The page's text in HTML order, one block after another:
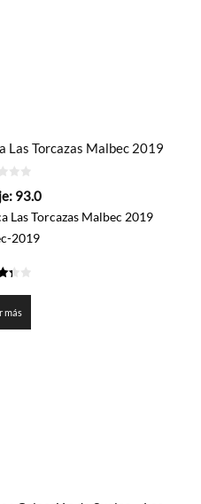
Las Torcazas Malbec 2019
93.0
Las Torcazas Malbec 2019
2019
más